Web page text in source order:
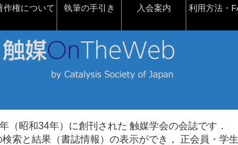
作権について 執筆の手引き 入会案内 利用方法・
（昭和34年）に創刊された 触媒学会の会誌です．
索と結果（書誌情報）の表示ができ， 正会員・学